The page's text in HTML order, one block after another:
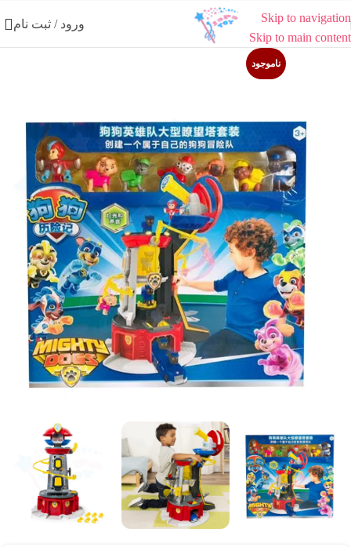
Skip to navigation
Skip to main content
ورود / ثبت نام
ناموجود